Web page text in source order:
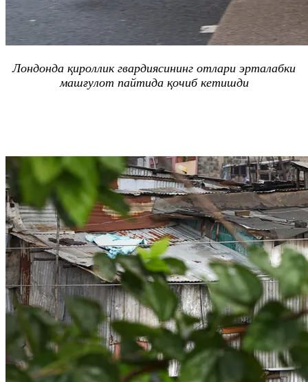
Лондонда қироллик гвардиясининг отлари эрталабки
машғулот пайтида қочиб кетишди